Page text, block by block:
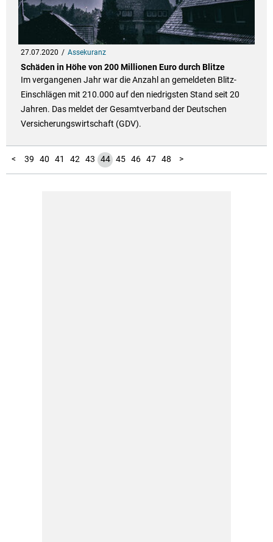
27.07.2020 Assekuranz
Schäden in Höhe von 200 Millionen Euro durch Blitze
Im vergangenen Jahr war die Anzahl an gemeldeten Blitz-
Einschlägen mit 210.000 auf den niedrigsten Stand seit 20
Jahren. Das meldet der Gesamtverband der Deutschen
Versicherungswirtschaft (GDV).
<
1
2
3
4
5
6
7
8
9
10
11
12
13
14
15
16
17
18
19
20
21
22
23
24
25
26
27
28
29
30
31
32
33
34
35
36
37
38 39 40 41 42 43 44 45 46 47 48
49
50
51
52
53
54
55
56
57
58
59 >